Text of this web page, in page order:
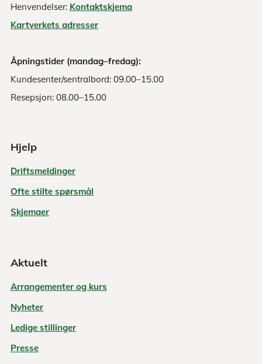
Henvendelser: Kontaktskjema
Kartverkets adresser
Åpningstider (mandag–fredag):
Kundesenter/sentralbord: 09.00–15.00
Resepsjon: 08.00–15.00
Hjelp
Driftsmeldinger
Ofte stilte spørsmål
Skjemaer
Aktuelt
Arrangementer og kurs
Nyheter
Ledige stillinger
Presse